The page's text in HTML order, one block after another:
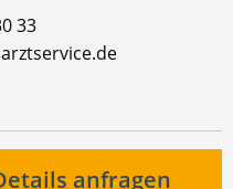
33
anfragen